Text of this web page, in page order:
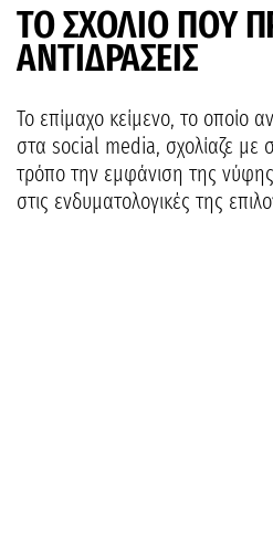
ΤΟ ΣΧΟΛΙΟ ΠΟΥ
ΑΝΤΙΔΡΑΣΕΙΣ
Το επίμαχο κείμενο, το οποίο
στα social media, σχολίαζε με
τρόπο την εμφάνιση της
στις ενδυματολογικές της